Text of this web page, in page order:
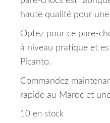
haute qualité pour
Optez pour ce pare-
à niveau pratique et
Picanto.
Commandez
rapide au Maroc et
10 en stock